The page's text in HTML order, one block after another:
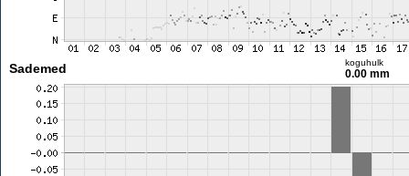
Sademed koguhulk
0.00 mm